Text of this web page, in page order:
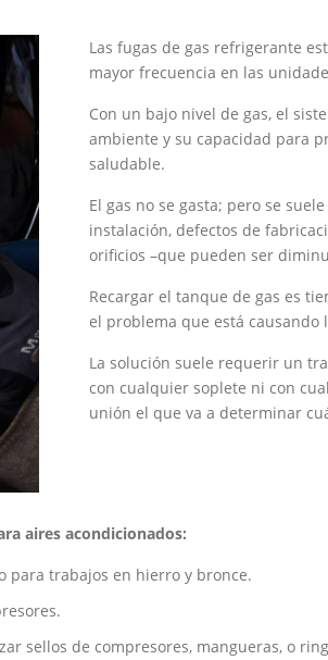
Las fugas de gas refrigerante
mayor frecuencia en las
Con un bajo nivel de gas, el
ambiente y su capacidad para
saludable.
El gas no se gasta; pero se
instalación, defectos de
orificios –que pueden ser
Recargar el tanque de gas es
el problema que está causando
La solución suele requerir un
con cualquier soplete ni con
unión el que va a determinar
aires acondicionados:
para trabajos en hierro y bronce.
sellos de compresores, mangueras, o